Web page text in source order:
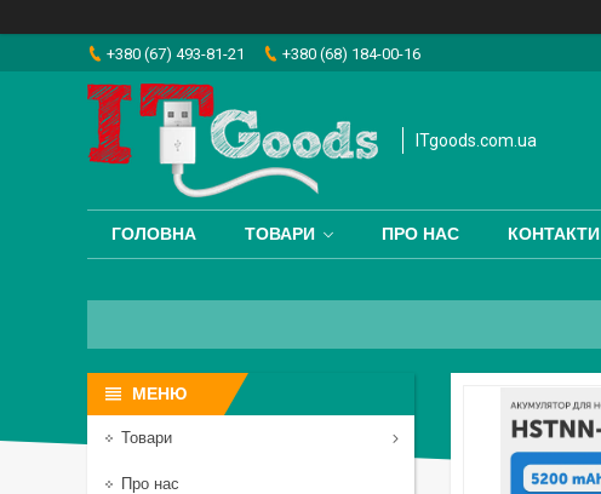
+380 (67) 493-81-21 +380 (68) 184-00-16
ITgoods.com.ua
ГОЛОВНА ТОВАРИ ПРО НАС КОНТАКТИ
Товари
Про нас